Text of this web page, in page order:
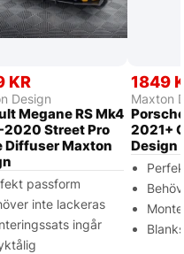
KR
Design
Megane RS Mk4
Street Pro
Diffuser Maxton
passform
inte lackeras
ingår
1849
Maxton
2021+
Design